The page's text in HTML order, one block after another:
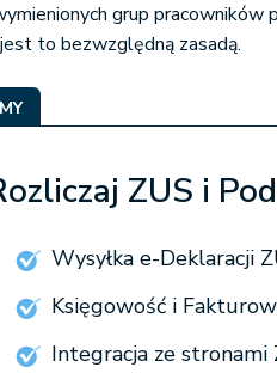
grup pracowników
to bezwzględną zasadą.
ZUS i
Wysyłka e-Deklaracji
Księgowość i
Integracja ze stronami